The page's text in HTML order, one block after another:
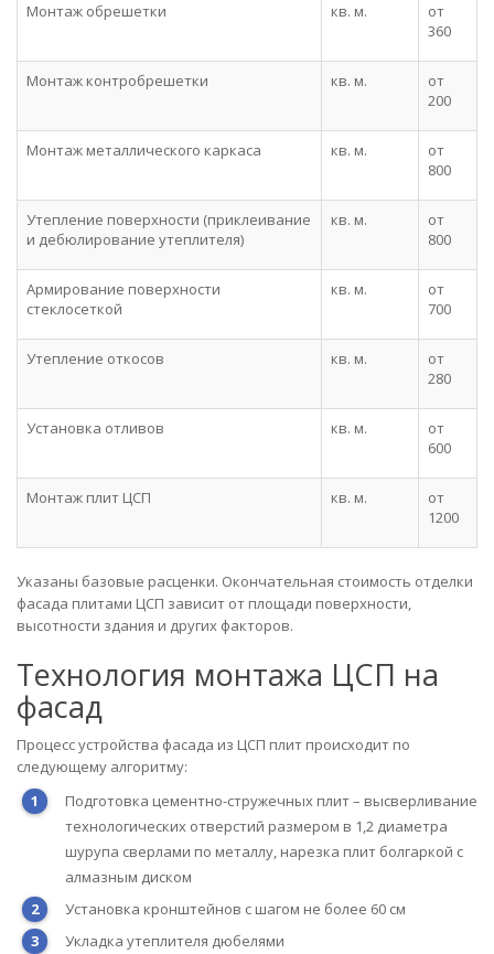
Монтаж обрешетки кв. м.
от
360
Монтаж контробрешетки кв. м.
от
200
Монтаж металлического каркаса кв. м.
от
800
Утепление поверхности (приклеивание
и дебюлирование утеплителя)
кв. м.
от
800
Армирование поверхности
стеклосеткой
кв. м.
от
700
Утепление откосов кв. м.
от
280
Установка отливов кв. м.
от
600
Монтаж плит ЦСП кв. м.
от
1200
Указаны базовые расценки. Окончательная стоимость отделки
фасада плитами ЦСП зависит от площади поверхности,
высотности здания и других факторов.
Технология монтажа ЦСП на
фасад
Процесс устройства фасада из ЦСП плит происходит по
следующему алгоритму:
Подготовка цементно-стружечных плит – высверливание
технологических отверстий размером в 1,2 диаметра
шурупа сверлами по металлу, нарезка плит болгаркой с
алмазным диском
Установка кронштейнов с шагом не более 60 см
Укладка утеплителя дюбелями